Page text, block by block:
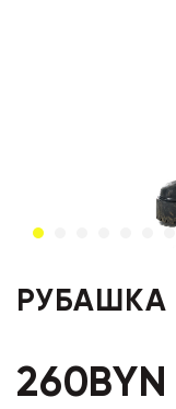
РУБАШКА
260BYN